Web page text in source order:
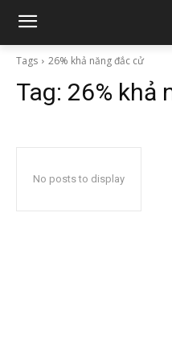
Tags 26% khả năng đắc cử
Tag: 26% khả
No posts to display